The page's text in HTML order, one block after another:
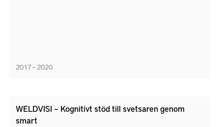
2017 – 2020
WELDVISI – Kognitivt stöd till svetsaren genom
smart